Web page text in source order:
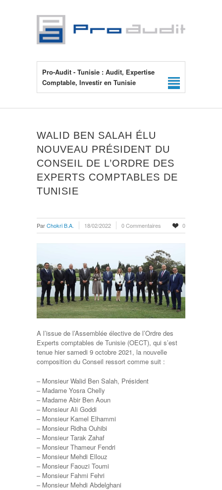
Pro-Audit - Tunisie : Audit, Expertise
Comptable, Investir en Tunisie
WALID BEN SALAH ÉLU
NOUVEAU PRÉSIDENT DU
CONSEIL DE L’ORDRE DES
EXPERTS COMPTABLES DE
TUNISIE
ParChokri B.A. 18/02/2022 0 Commentaires 0
A l’issue de l’Assemblée élective de l’Ordre des
Experts comptables de Tunisie (OECT), qui s’est
tenue hier samedi 9 octobre 2021, la nouvelle
composition du Conseil ressort comme suit :
– Monsieur Walid Ben Salah, Président
– Madame Yosra Chelly
– Madame Abir Ben Aoun
– Monsieur Ali Goddi
– Monsieur Kamel Elhammi
– Monsieur Ridha Ouhibi
– Monsieur Tarak Zahaf
– Monsieur Thameur Fendri
– Monsieur Mehdi Ellouz
– Monsieur Faouzi Toumi
– Monsieur Fahmi Fehri
– Monsieur Mehdi Abdelghani